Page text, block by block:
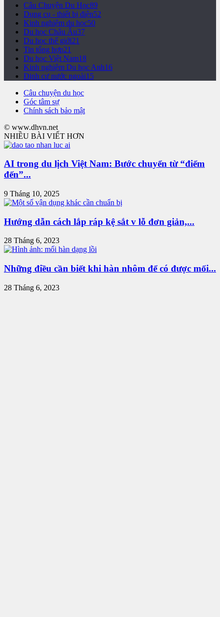
Câu Chuyện Du Học89
Dụng cụ - thiết bị điện52
Kinh nghiệm du học50
Du học Châu Âu37
Du học thế giới21
Tin tổng hợp21
Du học Việt Nam18
Kinh nghiệm Du học Anh16
Định cư nước ngoài15
Câu chuyện du học
Góc tâm sự
Chính sách bảo mật
© www.dhvn.net
NHIỀU BÀI VIẾT HƠN
AI trong du lịch Việt Nam: Bước chuyển từ “điểm
đến”...
9 Tháng 10, 2025
Hướng dẫn cách lắp ráp kệ sắt v lỗ đơn giản,...
28 Tháng 6, 2023
Những điều cần biết khi hàn nhôm để có được mối...
28 Tháng 6, 2023